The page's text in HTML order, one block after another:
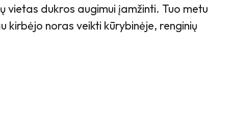
vietas dukros augimui įamžinti. Tuo metu
kirbėjo noras veikti kūrybinėje, renginių